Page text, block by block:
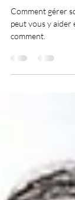
Comment
contre le
peut vous y aider
comment.